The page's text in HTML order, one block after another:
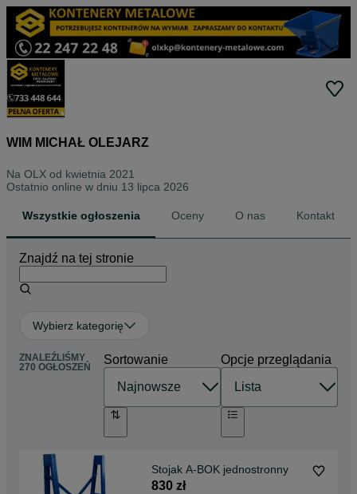
WIM MICHAŁ OLEJARZ
Na OLX od kwietnia 2021
Ostatnio online w dniu 13 lipca 2026
Wszystkie ogłoszenia Oceny O nas Kontakt
Znajdź na tej stronie
Wybierz kategorię
ZNALEŹLIŚMY
270 OGŁOSZEŃ
Sortowanie Opcje przeglądania
Stojak A-BOK jednostronny
830 zł